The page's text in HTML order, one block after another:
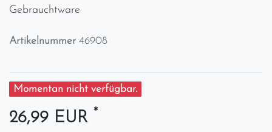
Gebrauchtware
Artikelnummer 46908
Momentan nicht verfügbar.
26,99 EUR *